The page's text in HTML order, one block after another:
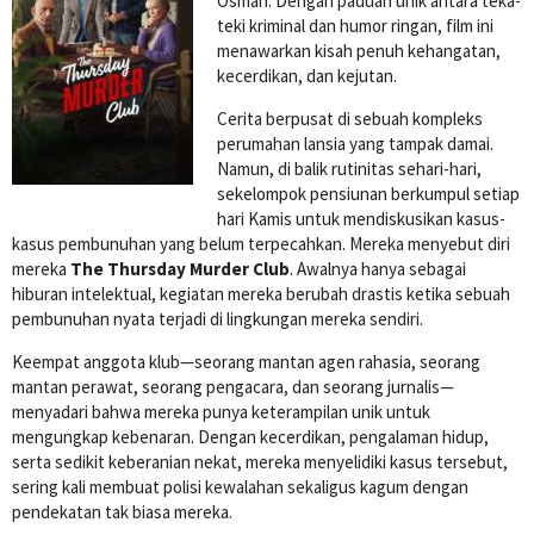
teki kriminal dan humor ringan, film ini
menawarkan kisah penuh kehangatan,
kecerdikan, dan kejutan.
Cerita berpusat di sebuah kompleks
perumahan lansia yang tampak damai.
Namun, di balik rutinitas sehari-hari,
sekelompok pensiunan berkumpul setiap
hari Kamis untuk mendiskusikan kasus-
kasus pembunuhan yang belum terpecahkan. Mereka menyebut diri
mereka The Thursday Murder Club. Awalnya hanya sebagai
hiburan intelektual, kegiatan mereka berubah drastis ketika sebuah
pembunuhan nyata terjadi di lingkungan mereka sendiri.
Keempat anggota klub—seorang mantan agen rahasia, seorang
mantan perawat, seorang pengacara, dan seorang jurnalis—
menyadari bahwa mereka punya keterampilan unik untuk
mengungkap kebenaran. Dengan kecerdikan, pengalaman hidup,
serta sedikit keberanian nekat, mereka menyelidiki kasus tersebut,
sering kali membuat polisi kewalahan sekaligus kagum dengan
pendekatan tak biasa mereka.